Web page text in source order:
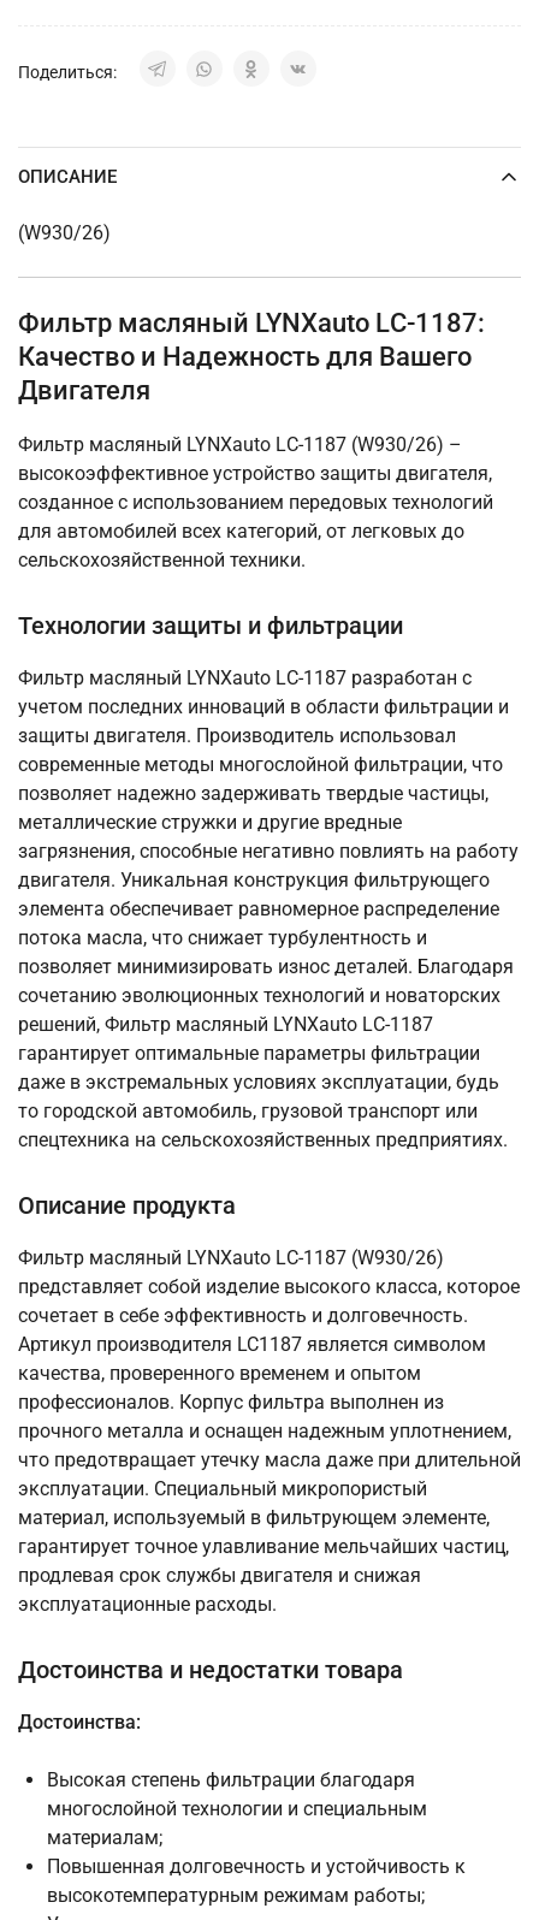
Поделиться:
ОПИСАНИЕ
(W930/26)
Фильтр масляный LYNXauto LС-1187:
Качество и Надежность для Вашего
Двигателя
Фильтр масляный LYNXauto LС-1187 (W930/26) –
высокоэффективное устройство защиты двигателя,
созданное с использованием передовых технологий
для автомобилей всех категорий, от легковых до
сельскохозяйственной техники.
Технологии защиты и фильтрации
Фильтр масляный LYNXauto LС-1187 разработан с
учетом последних инноваций в области фильтрации и
защиты двигателя. Производитель использовал
современные методы многослойной фильтрации, что
позволяет надежно задерживать твердые частицы,
металлические стружки и другие вредные
загрязнения, способные негативно повлиять на работу
двигателя. Уникальная конструкция фильтрующего
элемента обеспечивает равномерное распределение
потока масла, что снижает турбулентность и
позволяет минимизировать износ деталей. Благодаря
сочетанию эволюционных технологий и новаторских
решений, Фильтр масляный LYNXauto LС-1187
гарантирует оптимальные параметры фильтрации
даже в экстремальных условиях эксплуатации, будь
то городской автомобиль, грузовой транспорт или
спецтехника на сельскохозяйственных предприятиях.
Описание продукта
Фильтр масляный LYNXauto LС-1187 (W930/26)
представляет собой изделие высокого класса, которое
сочетает в себе эффективность и долговечность.
Артикул производителя LC1187 является символом
качества, проверенного временем и опытом
профессионалов. Корпус фильтра выполнен из
прочного металла и оснащен надежным уплотнением,
что предотвращает утечку масла даже при длительной
эксплуатации. Специальный микропористый
материал, используемый в фильтрующем элементе,
гарантирует точное улавливание мельчайших частиц,
продлевая срок службы двигателя и снижая
эксплуатационные расходы.
Достоинства и недостатки товара
Достоинства:
Высокая степень фильтрации благодаря
многослойной технологии и специальным
материалам;
Повышенная долговечность и устойчивость к
высокотемпературным режимам работы;